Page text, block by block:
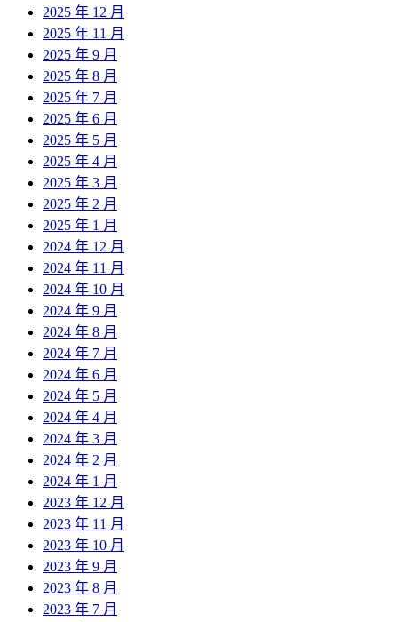
2025 年 12 月
2025 年 11 月
2025 年 9 月
2025 年 8 月
2025 年 7 月
2025 年 6 月
2025 年 5 月
2025 年 4 月
2025 年 3 月
2025 年 2 月
2025 年 1 月
2024 年 12 月
2024 年 11 月
2024 年 10 月
2024 年 9 月
2024 年 8 月
2024 年 7 月
2024 年 6 月
2024 年 5 月
2024 年 4 月
2024 年 3 月
2024 年 2 月
2024 年 1 月
2023 年 12 月
2023 年 11 月
2023 年 10 月
2023 年 9 月
2023 年 8 月
2023 年 7 月